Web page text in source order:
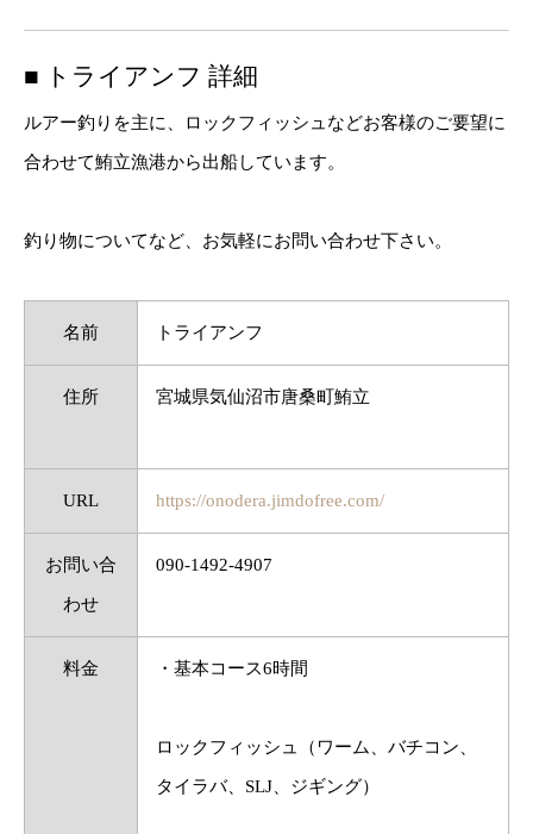
■ トライアンフ 詳細
ルアー釣りを主に、ロックフィッシュなどお客様のご要望に
合わせて鮪立漁港から出船しています。
釣り物についてなど、お気軽にお問い合わせ下さい。
名前 トライアンフ
住所 宮城県気仙沼市唐桑町鮪立
URL https://onodera.jimdofree.com/
お問い合
わせ
090‐1492‐4907
料金 ・基本コース6時間
ロックフィッシュ（ワーム、バチコン、
タイラバ、SLJ、ジギング）